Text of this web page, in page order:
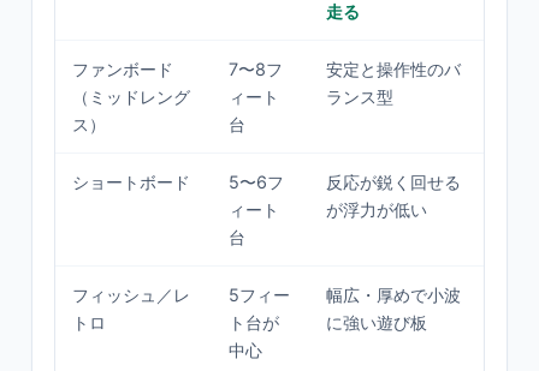
走る
ファンボード
（ミッドレング
ス）
7〜8フ
ィート
台
安定と操作性のバ
ランス型
ショートボード
5〜6フ
ィート
台
反応が鋭く回せる
が浮力が低い
フィッシュ／レ
トロ
5フィー
ト台が
中心
幅広・厚めで小波
に強い遊び板